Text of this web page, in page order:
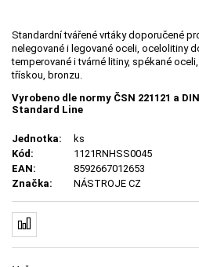
Standardní tvářené vrtáky doporučené
nelegované i legované oceli, ocelolitiny
temperované i tvárné litiny, spékané
třískou, bronzu.
Vyrobeno dle normy ČSN 221121 a
Standard Line
Jednotka:
ks
Kód:
1121RNHSS0045
EAN:
8592667012653
Značka:
NÁSTROJE CZ